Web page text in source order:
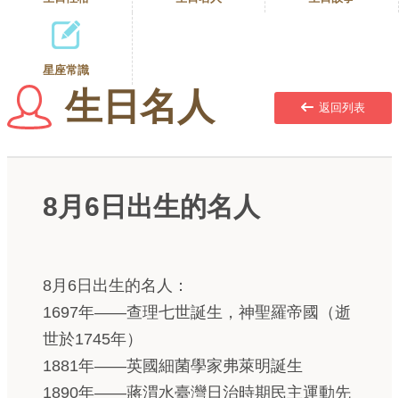
星座常識
生日名人 返回列表
8月6日出生的名人
8月6日出生的名人：
1697年——查理七世誕生，神聖羅帝國（逝
世於1745年）
1881年——英國細菌學家弗萊明誕生
1890年——蔣渭水臺灣日治時期民主運動先